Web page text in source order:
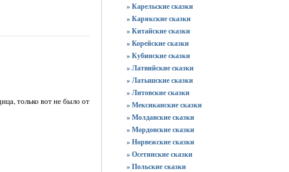
только вот не было от
» Карельские сказки
» Карякские сказки
» Китайские сказки
» Корейские сказки
» Кубинские сказки
» Латвийские сказки
» Латышские сказки
» Литовские сказки
» Мексиканские сказки
» Молдавские сказки
» Мордовские сказки
» Норвежские сказки
» Осетинские сказки
» Польские сказки